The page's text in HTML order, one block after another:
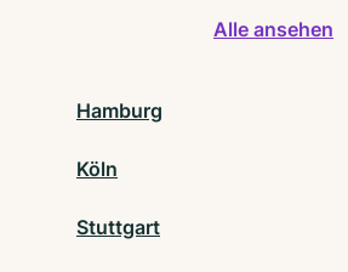
Alle ansehen
Hamburg
Köln
Stuttgart